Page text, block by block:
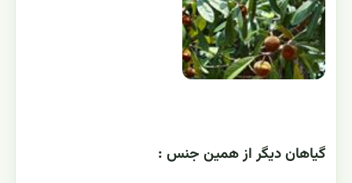
گياهان ديگر از همين جنس :